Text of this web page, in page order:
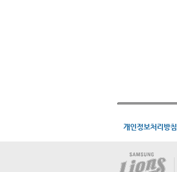
개인정보처리방침